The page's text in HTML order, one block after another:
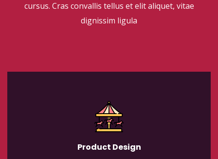
cursus. Cras convallis tellus et elit aliquet, vitae
dignissim ligula
Product Design